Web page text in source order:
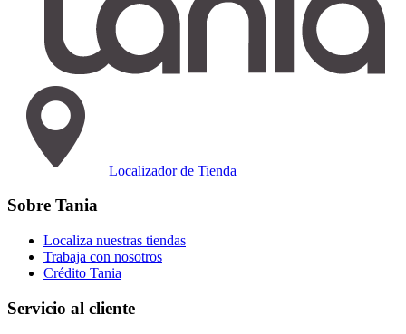
Localizador de Tienda
Sobre Tania
Localiza nuestras tiendas
Trabaja con nosotros
Crédito Tania
Servicio al cliente